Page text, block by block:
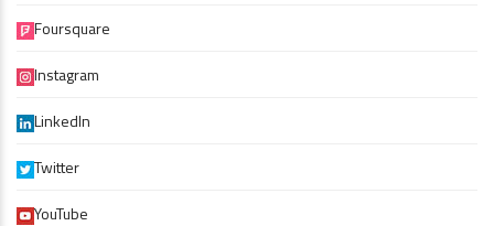
Foursquare
Instagram
LinkedIn
Twitter
YouTube